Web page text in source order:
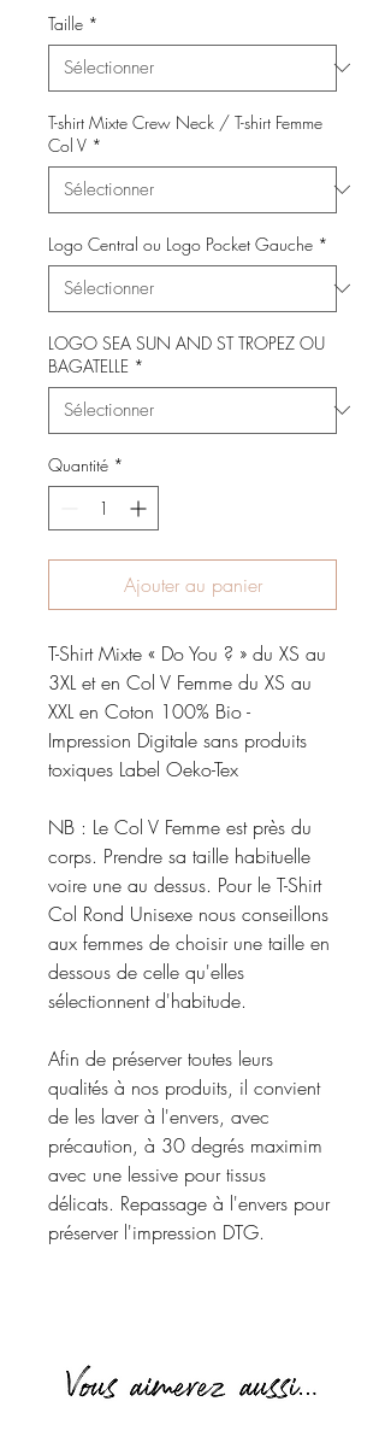
Taille *
T-shirt Mixte Crew Neck / T-shirt Femme
Col V *
Logo Central ou Logo Pocket Gauche *
LOGO SEA SUN AND ST TROPEZ OU
BAGATELLE *
Quantité *
Ajouter au panier
T-Shirt Mixte « Do You ? » du XS au
3XL et en Col V Femme du XS au
XXL en Coton 100% Bio -
Impression Digitale sans produits
toxiques Label Oeko-Tex
NB : Le Col V Femme est près du
corps. Prendre sa taille habituelle
voire une au dessus. Pour le T-Shirt
Col Rond Unisexe nous conseillons
aux femmes de choisir une taille en
dessous de celle qu'elles
sélectionnent d'habitude.
Afin de préserver toutes leurs
qualités à nos produits, il convient
de les laver à l'envers, avec
précaution, à 30 degrés maximim
avec une lessive pour tissus
délicats. Repassage à l'envers pour
préserver l'impression DTG.